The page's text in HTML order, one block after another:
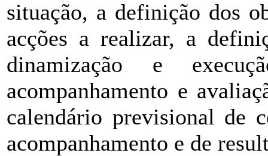
situação, a definição dos
acções a realizar, a
dinamização e
acompanhamento e
calendário previsional de
acompanhamento e de